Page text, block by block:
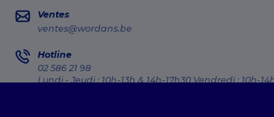
Ventes
ventes@wordans.be
Hotline
02 586 21 98
Lundi - Jeudi : 10h-13h & 14h-17h30 Vendredi : 10h-